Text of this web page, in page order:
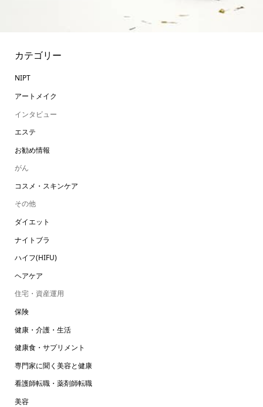
カテゴリー
NIPT
アートメイク
インタビュー
エステ
お勧め情報
がん
コスメ・スキンケア
その他
ダイエット
ナイトブラ
ハイフ(HIFU)
ヘアケア
住宅・資産運用
保険
健康・介護・生活
健康食・サプリメント
専門家に聞く美容と健康
看護師転職・薬剤師転職
美容